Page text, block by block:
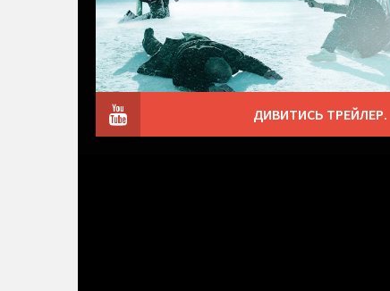
ДИВИТИСЬ ТРЕЙЛЕР.